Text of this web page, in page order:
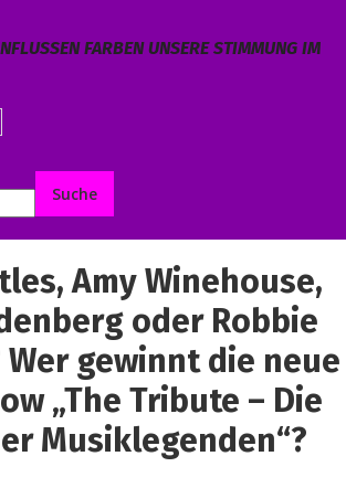
FARBEN UNSERE STIMMUNG IM
Amy Winehouse,
oder Robbie
Wer gewinnt die neue
„The Tribute – Die
Musiklegenden“?